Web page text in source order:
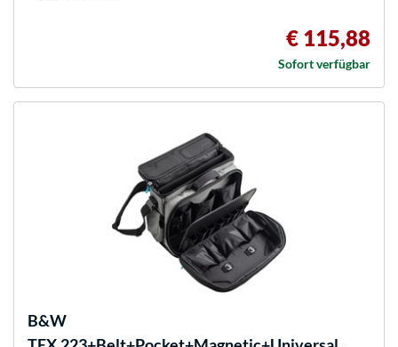
€ 115,88
Sofort verfügbar
B&W